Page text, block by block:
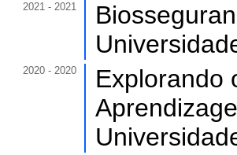
2021 - 2021
2020 - 2020
Explorando